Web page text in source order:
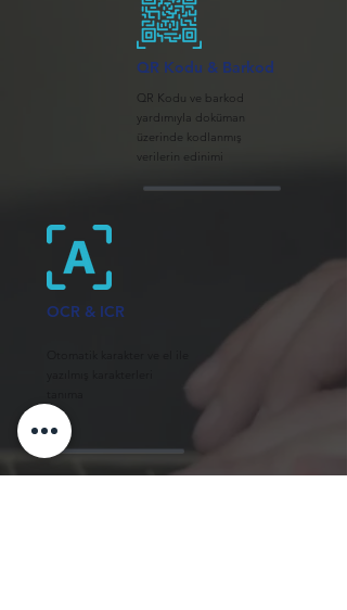
QR Kodu & Barkod
QR Kodu ve barkod
yardımıyla doküman
üzerinde kodlanmış
verilerin edinimi
OCR & ICR